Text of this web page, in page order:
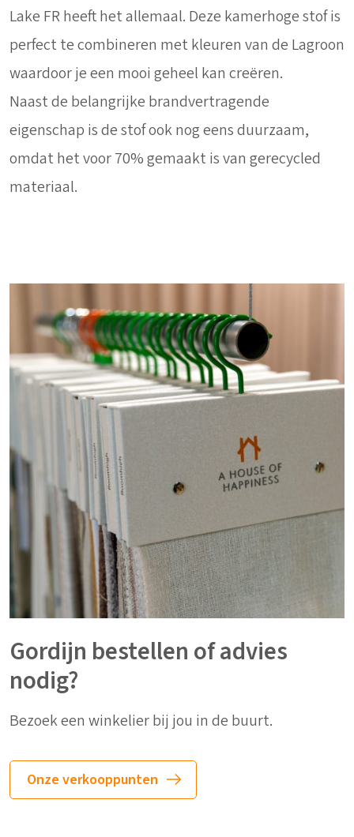
Lake FR heeft het allemaal. Deze kamerhoge stof is
perfect te combineren met kleuren van de Lagroon
waardoor je een mooi geheel kan creëren.
Naast de belangrijke brandvertragende
eigenschap is de stof ook nog eens duurzaam,
omdat het voor 70% gemaakt is van gerecycled
materiaal.
Gordijn bestellen of advies
nodig?
Bezoek een winkelier bij jou in de buurt.
Onze verkooppunten